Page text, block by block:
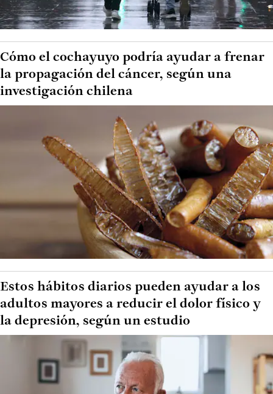
Cómo el cochayuyo podría ayudar a frenar
la propagación del cáncer, según una
investigación chilena
Estos hábitos diarios pueden ayudar a los
adultos mayores a reducir el dolor físico y
la depresión, según un estudio